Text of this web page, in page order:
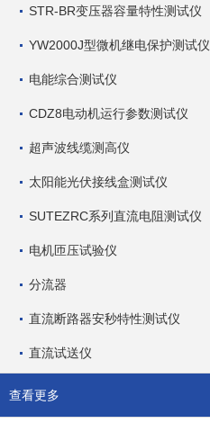
STR-BR变压器容量特性测试仪
YW2000J型微机继电保护测试仪
电能综合测试仪
CDZ8电动机运行参数测试仪
超声波线缆测高仪
太阳能光伏接线盒测试仪
SUTEZRC系列直流电阻测试仪
电机匝压试验仪
分流器
直流断路器安秒特性测试仪
直流试送仪
查看更多